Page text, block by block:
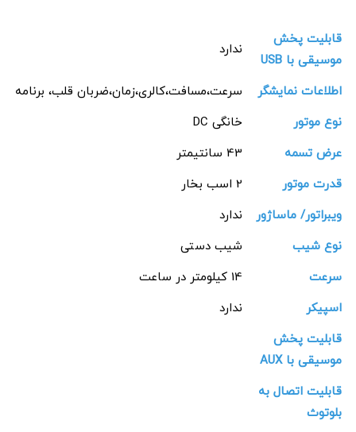
قابلیت پخش
موسیقی با USB
ندارد
اطلاعات نمایشگر
سرعت،مسافت،کالری،زمان،ضربان قلب، برنامه
نوع موتور
خانگی DC
عرض تسمه
43 سانتیمتر
قدرت موتور
2 اسب بخار
ویبراتور/ ماساژور
ندارد
نوع شیب
شیب دستی
سرعت
14 کیلومتر در ساعت
اسپیکر
ندارد
قابلیت پخش
موسیقی با AUX
قابلیت اتصال به
بلوتوث